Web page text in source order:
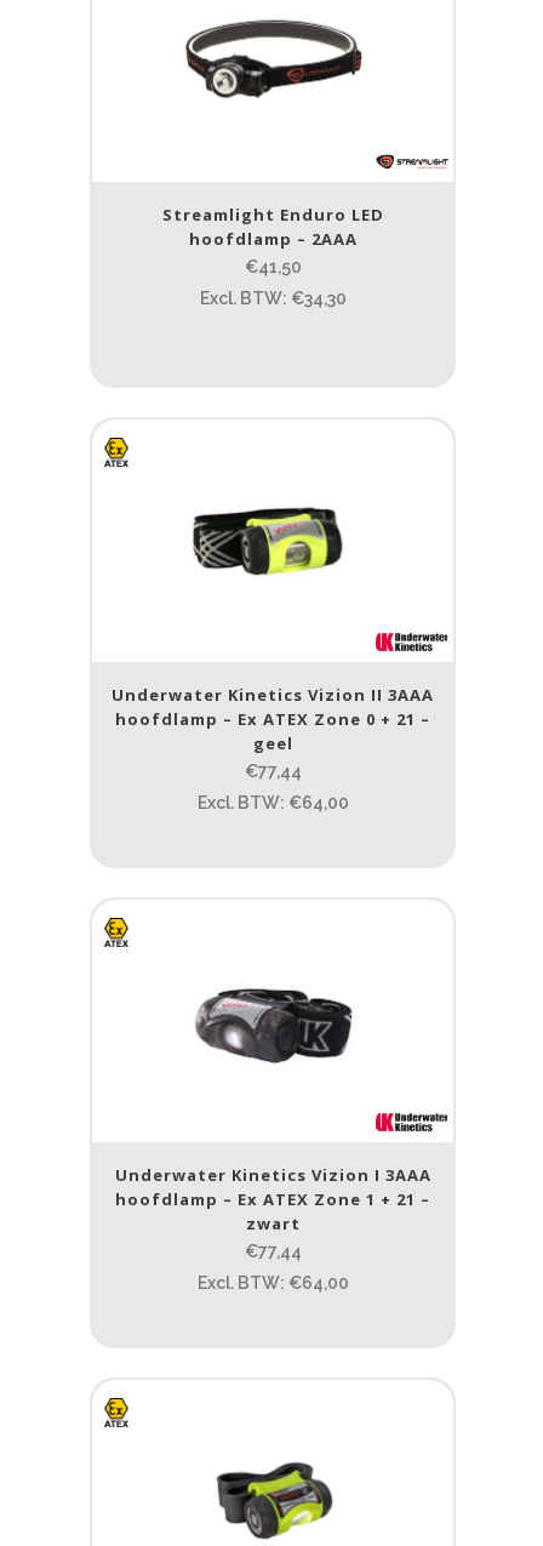
Streamlight Enduro LED
hoofdlamp – 2AAA
€41,50
Excl. BTW: €34,30
Underwater Kinetics Vizion II 3AAA
hoofdlamp – Ex ATEX Zone 0 + 21 –
geel
€77,44
Excl. BTW: €64,00
Underwater Kinetics Vizion I 3AAA
hoofdlamp – Ex ATEX Zone 1 + 21 –
zwart
€77,44
Excl. BTW: €64,00